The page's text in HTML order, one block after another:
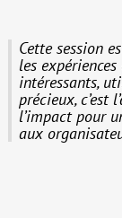
Cette session
les
intéressants,
précieux, c’est
l’impact pour
aux